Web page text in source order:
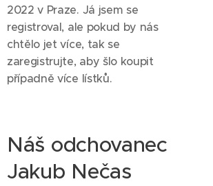
2022 v Praze. Já jsem se
registroval, ale pokud by nás
chtělo jet více, tak se
zaregistrujte, aby šlo koupit
případně více lístků.
Náš odchovanec
Jakub Nečas